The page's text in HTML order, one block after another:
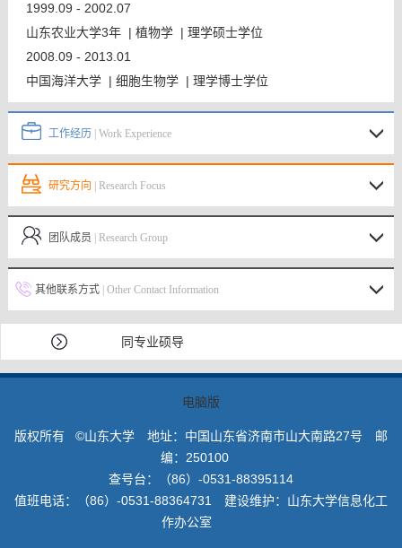
1999.09 - 2002.07
山东农业大学3年 | 植物学 | 理学硕士学位
2008.09 - 2013.01
中国海洋大学 | 细胞生物学 | 理学博士学位
工作经历 | Work Experience
研究方向 | Research Focus
团队成员 | Research Group
其他联系方式| Other Contact Information
同专业硕导
电脑版
版权所有 ©山东大学 地址：中国山东省济南市山大南路27号 邮
编：250100
查号台：（86）-0531-88395114
值班电话：（86）-0531-88364731 建设维护：山东大学信息化工
作办公室